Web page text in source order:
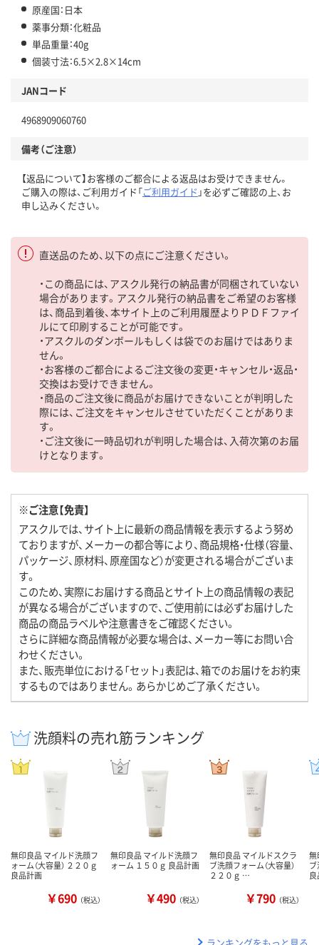
原産国：日本
薬事分類：化粧品
単品重量：40g
個装寸法：6.5×2.8×14cm
JANコード
4968909060760
備考（ご注意）
【返品について】お客様のご都合による返品はお受けできません。
ご購入の際は、ご利用ガイド「ご利用ガイド 」を必ずご確認の上、お
申し込みください。
直送品のため、以下の点にご注意ください。
・この商品には、アスクル発行の納品書が同梱されていない
場合があります。アスクル発行の納品書をご希望のお客様
は、商品到着後、本サイト上のご利用履歴よりＰＤＦファイ
ルにて印刷することが可能です。
・アスクルのダンボールもしくは袋でのお届けではありま
せん。
・お客様のご都合によるご注文後の変更・キャンセル・返品・
交換はお受けできません。
・商品のご注文後に商品がお届けできないことが判明した
際には、ご注文をキャンセルさせていただくことがありま
す。
・ご注文後に一時品切れが判明した場合は、入荷次第のお届
けとなります。
※ご注意【免責】
アスクルでは、サイト上に最新の商品情報を表示するよう努め
ておりますが、メーカーの都合等により、商品規格・仕様（容量、
パッケージ、原材料、原産国など）が変更される場合がございま
す。
このため、実際にお届けする商品とサイト上の商品情報の表記
が異なる場合がございますので、ご使用前には必ずお届けした
商品の商品ラベルや注意書きをご確認ください。
さらに詳細な商品情報が必要な場合は、メーカー等にお問い合
わせください。
また、販売単位における「セット」表記は、箱でのお届けをお約束
するものではありません。あらかじめご了承ください。
洗顔料の売れ筋ランキング
無印良品 マイルド洗顔フ
ォーム（大容量） ２２０ｇ
良品計画
￥690 （税込）
無印良品 マイルド洗顔フ
ォーム １５０ｇ 良品計画
￥490 （税込）
無印良品 マイルドスクラ
ブ洗顔フォーム（大容量）
２２０ｇ …
￥790 （税込）
無
ランキングをもっと見る